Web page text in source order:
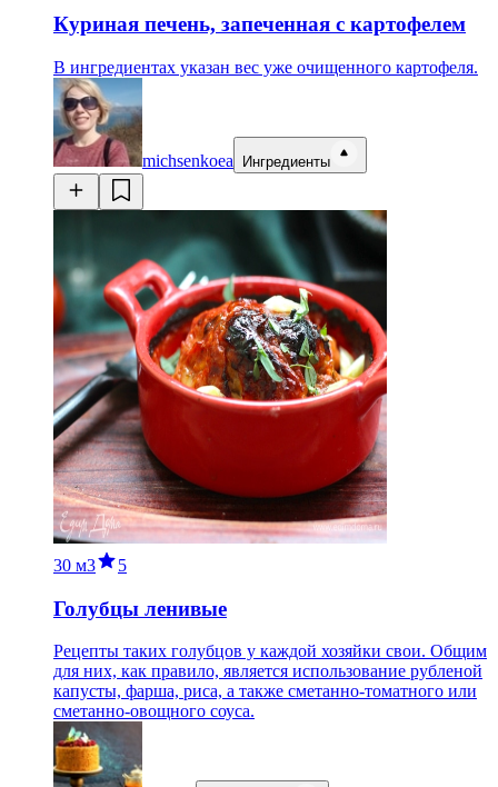
Куриная печень, запеченная с картофелем
В ингредиентах указан вес уже очищенного картофеля.
michsenkoea Ингредиенты
30 м3 5
Голубцы ленивые
Рецепты таких голубцов у каждой хозяйки свои. Общим
для них, как правило, является использование рубленой
капусты, фарша, риса, а также сметанно-томатного или
сметанно-овощного соуса.